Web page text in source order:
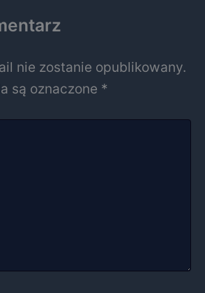
nie zostanie opublikowany.
są oznaczone *